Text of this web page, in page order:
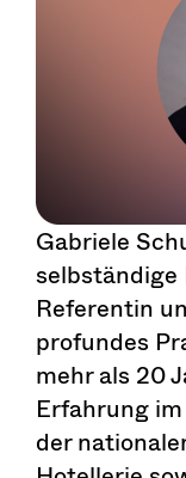
Gabriele
selbständige
Referentin
profundes
mehr als 20
Erfahrung
der